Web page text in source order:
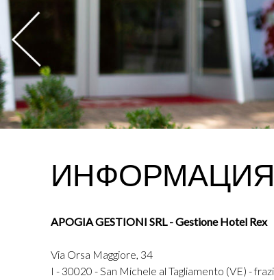
APOGIA GESTIONI SRL - Gestione Hotel Rex
Via Orsa Maggiore, 34
I - 30020 - San Michele al Tagliamento (VE) -